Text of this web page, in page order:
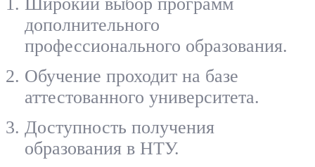
дополнительного
профессионального образования.
Обучение проходит на базе
аттестованного университета.
Доступность получения
образования в НТУ.